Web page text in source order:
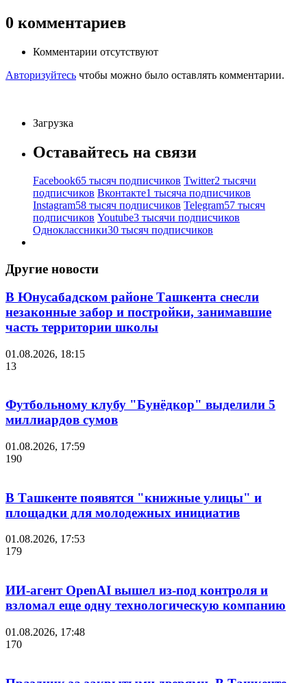
0 комментариев
Комментарии отсутствуют
Авторизуйтесь чтобы можно было оставлять комментарии.
Загрузка
Оставайтесь на связи
Facebook65 тысяч подписчиков Twitter2 тысячи
подписчиков Вконтакте1 тысяча подписчиков
Instagram58 тысяч подписчиков Telegram57 тысяч
подписчиков Youtube3 тысячи подписчиков
Одноклассники30 тысяч подписчиков
Другие новости
В Юнусабадском районе Ташкента снесли
незаконные забор и постройки, занимавшие
часть территории школы
01.08.2026, 18:15
13
Футбольному клубу "Бунёдкор" выделили 5
миллиардов сумов
01.08.2026, 17:59
190
В Ташкенте появятся "книжные улицы" и
площадки для молодежных инициатив
01.08.2026, 17:53
179
ИИ-агент OpenAI вышел из-под контроля и
взломал еще одну технологическую компанию
01.08.2026, 17:48
170